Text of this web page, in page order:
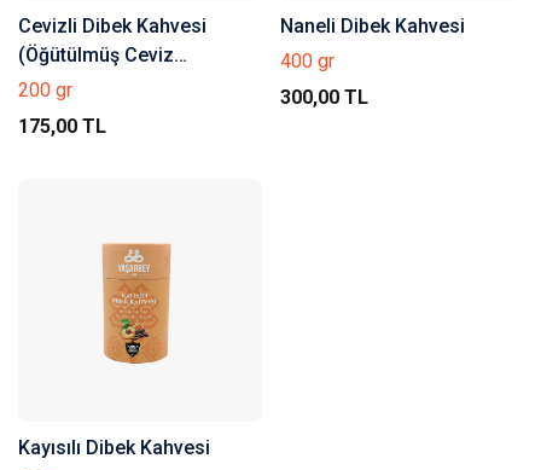
Cevizli Dibek Kahvesi
(Öğütülmüş Ceviz
Parçacıklı)
200 gr
175,00 TL
Naneli Dibek Kahvesi
400 gr
300,00 TL
Kayısılı Dibek Kahvesi